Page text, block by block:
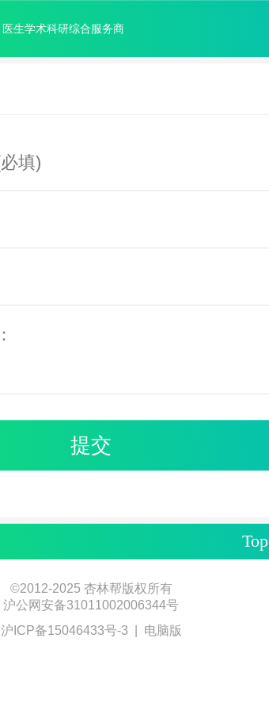
医生学术科研综合服务商
Top
©2012-2025 杏林帮版权所有
沪公网安备31011002006344号
沪ICP备15046433号-3
电脑版